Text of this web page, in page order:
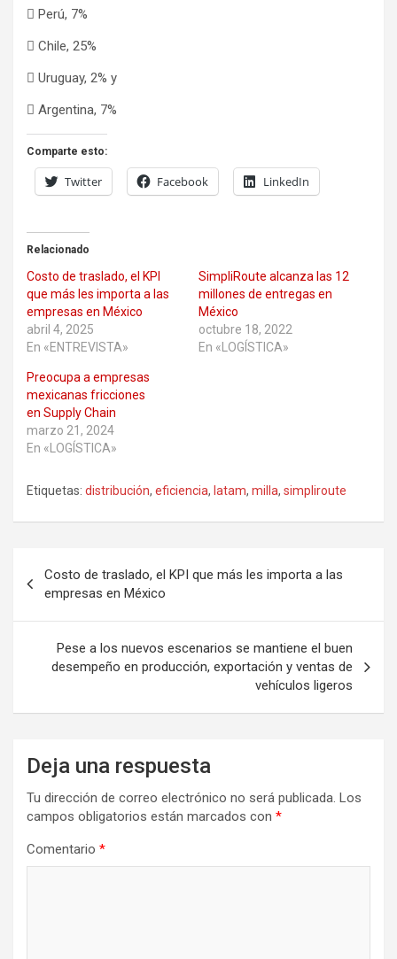
 Perú, 7%
 Chile, 25%
 Uruguay, 2% y
 Argentina, 7%
Comparte esto:
Twitter Facebook LinkedIn
Relacionado
Costo de traslado, el KPI
que más les importa a las
empresas en México
abril 4, 2025
En «ENTREVISTA»
SimpliRoute alcanza las 12
millones de entregas en
México
octubre 18, 2022
En «LOGÍSTICA»
Preocupa a empresas
mexicanas fricciones
en Supply Chain
marzo 21, 2024
En «LOGÍSTICA»
Etiquetas: distribución, eficiencia, latam, milla, simpliroute
de
entradas
Costo de traslado, el KPI que más les importa a las
empresas en México
Pese a los nuevos escenarios se mantiene el buen
desempeño en producción, exportación y ventas de
vehículos ligeros
Deja una respuesta
Tu dirección de correo electrónico no será publicada. Los
campos obligatorios están marcados con *
Comentario *